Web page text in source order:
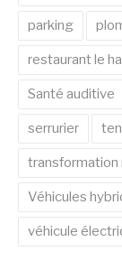
parking
restaurant le
Santé auditive
serrurier
transformation
Véhicules
véhicule